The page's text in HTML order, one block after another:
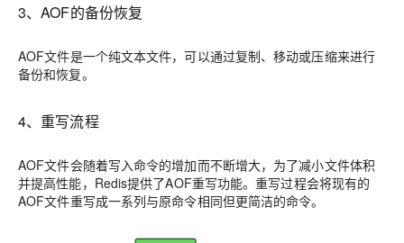
3、AOF的备份恢复
AOF文件是一个纯文本文件，可以通过复制、移动或压缩来进行
备份和恢复。
4、重写流程
AOF文件会随着写入命令的增加而不断增大，为了减小文件体积
并提高性能，Redis提供了AOF重写功能。重写过程会将现有的
AOF文件重写成一系列与原命令相同但更简洁的命令。